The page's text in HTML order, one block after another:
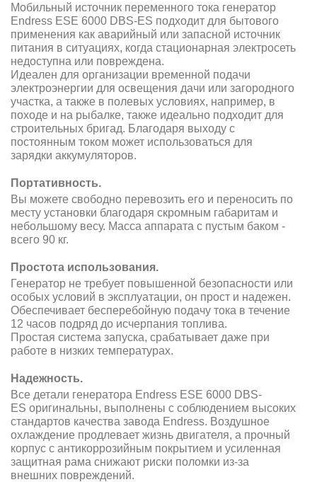
Мобильный источник переменного тока генератор
Endress ESE 6000 DBS-ES подходит для бытового
применения как аварийный или запасной источник
питания в ситуациях, когда стационарная электросеть
недоступна или повреждена.
Идеален для организации временной подачи
электроэнергии для освещения дачи или загородного
участка, а также в полевых условиях, например, в
походе и на рыбалке, также идеально подходит для
строительных бригад. Благодаря выходу с
постоянным током может использоваться для
зарядки аккумуляторов.
Портативность.
Вы можете свободно перевозить его и переносить по
месту установки благодаря скромным габаритам и
небольшому весу. Масса аппарата с пустым баком -
всего 90 кг.
Простота использования.
Генератор не требует повышенной безопасности или
особых условий в эксплуатации, он прост и надежен.
Обеспечивает бесперебойную подачу тока в течение
12 часов подряд до исчерпания топлива.
Простая система запуска, срабатывает даже при
работе в низких температурах.
Надежность.
Все детали генератора Endress ESE 6000 DBS-
ES оригинальны, выполнены с соблюдением высоких
стандартов качества завода Endress. Воздушное
охлаждение продлевает жизнь двигателя, а прочный
корпус с антикоррозийным покрытием и усиленная
защитная рама снижают риски поломки из-за
внешних повреждений.